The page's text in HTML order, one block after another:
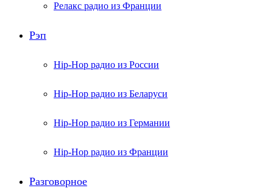
Релакс радио из Франции
Рэп
Hip-Hop радио из России
Hip-Hop радио из Беларуси
Hip-Hop радио из Германии
Hip-Hop радио из Франции
Разговорное